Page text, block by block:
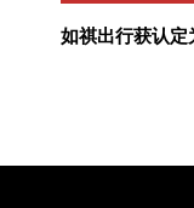
如祺出行获认定